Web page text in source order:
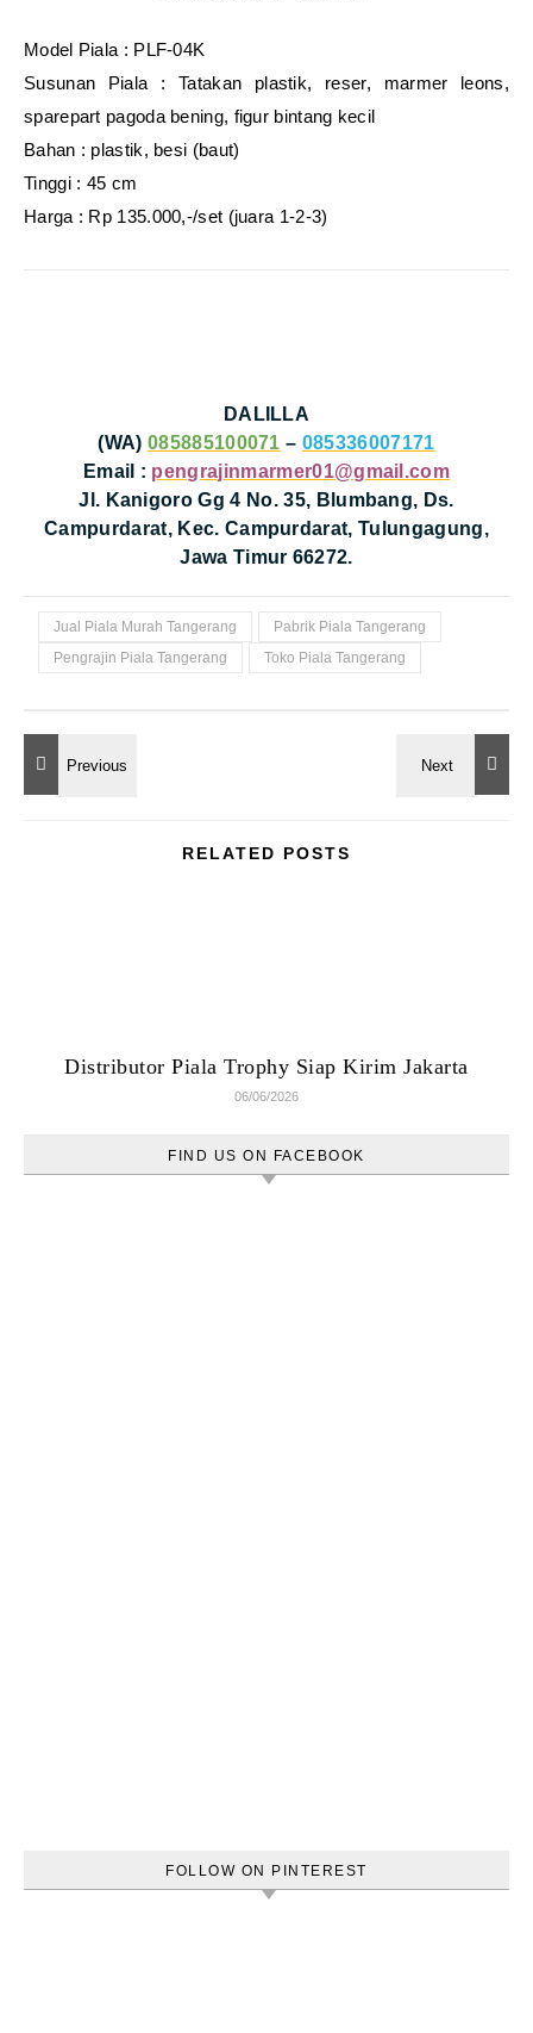
Model Piala : PLF-04K
Susunan Piala : Tatakan plastik, reser, marmer leons,
sparepart pagoda bening, figur bintang kecil
Bahan : plastik, besi (baut)
Tinggi : 45 cm
Harga : Rp 135.000,-/set (juara 1-2-3)
DALILLA
(WA) 085885100071 – 085336007171
Email : pengrajinmarmer01@gmail.com
Jl. Kanigoro Gg 4 No. 35, Blumbang, Ds.
Campurdarat, Kec. Campurdarat, Tulungagung,
Jawa Timur 66272.
Jual Piala Murah Tangerang
Pabrik Piala Tangerang
Pengrajin Piala Tangerang
Toko Piala Tangerang
RELATED POSTS
Distributor Piala Trophy Siap Kirim Jakarta
06/06/2026
FIND US ON FACEBOOK
FOLLOW ON PINTEREST